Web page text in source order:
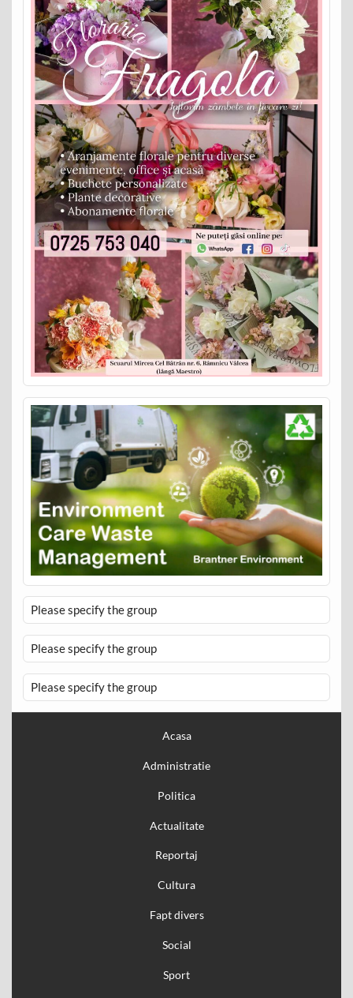
Please specify the group
Please specify the group
Please specify the group
Acasa
Administratie
Politica
Actualitate
Reportaj
Cultura
Fapt divers
Social
Sport